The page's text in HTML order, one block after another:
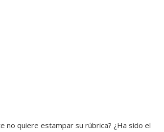
no quiere estampar su rúbrica? ¿Ha sido el